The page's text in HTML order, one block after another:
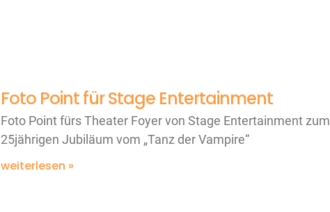
Foto Point für Stage Entertainment
Foto Point fürs Theater Foyer von Stage Entertainment zum
25jährigen Jubiläum vom „Tanz der Vampire“
weiterlesen »